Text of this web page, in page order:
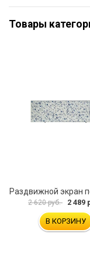
Товары
2 620 руб. 2 489
В КОРЗИНУ